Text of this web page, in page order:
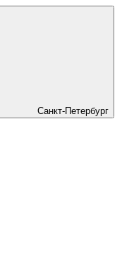
Санкт-Петербург